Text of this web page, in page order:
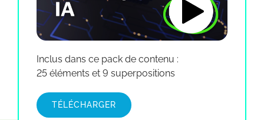
Inclus dans ce pack de contenu :
25 éléments et 9 superpositions
TÉLÉCHARGER